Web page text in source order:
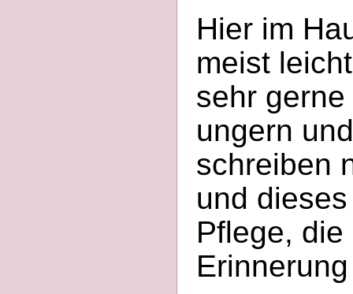
Hier im
meist
sehr
ungern
schreiben
und
Pflege,